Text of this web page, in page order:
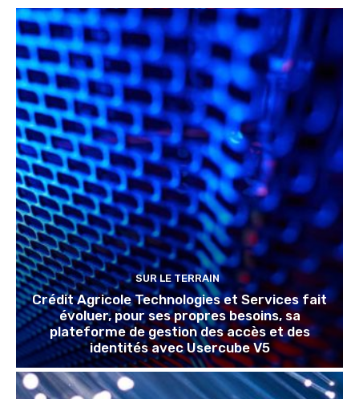
SUR LE TERRAIN
Crédit Agricole Technologies et Services fait
évoluer, pour ses propres besoins, sa
plateforme de gestion des accès et des
identités avec Usercube V5